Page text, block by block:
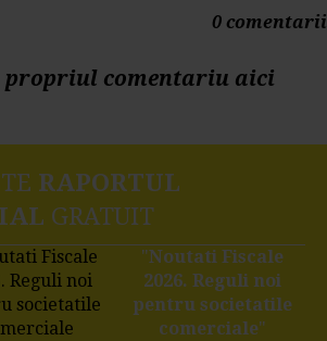
0 comentarii
propriul comentariu aici
RAPORTUL
GRATUIT
"Noutati Fiscale
2026. Reguli noi
pentru societatile
comerciale"